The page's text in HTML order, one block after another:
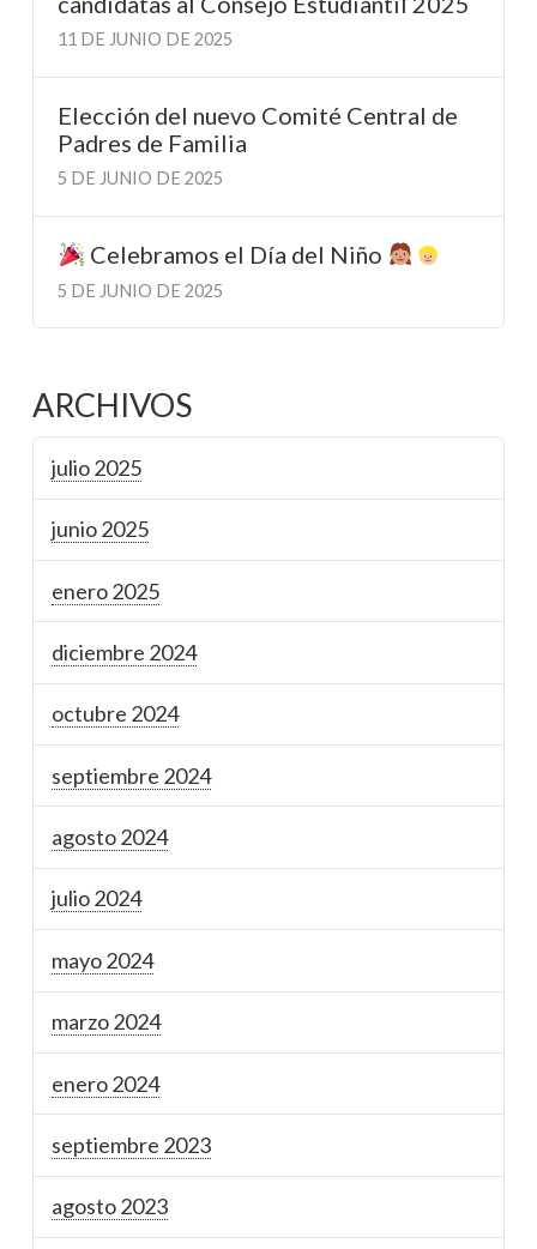
11 DE JUNIO DE 2025
Elección del nuevo Comité Central de
Padres de Familia
5 DE JUNIO DE 2025
Celebramos el Día del Niño
5 DE JUNIO DE 2025
ARCHIVOS
julio 2025
junio 2025
enero 2025
diciembre 2024
octubre 2024
septiembre 2024
agosto 2024
julio 2024
mayo 2024
marzo 2024
enero 2024
septiembre 2023
agosto 2023